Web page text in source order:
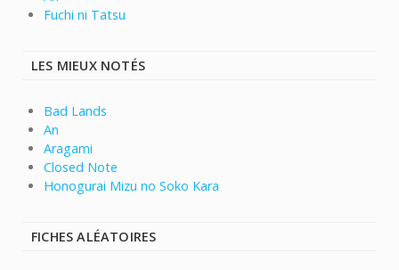
Fuchi ni Tatsu
LES MIEUX NOTÉS
Bad Lands
An
Aragami
Closed Note
Honogurai Mizu no Soko Kara
FICHES ALÉATOIRES